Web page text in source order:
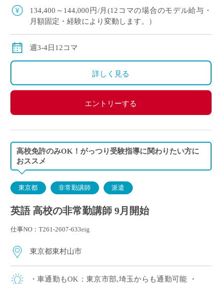
での自身の経験を活かして、 […]
134,400～144,000円/月(12コマの場合のモデル給与・
月額固定・経験により変動します。）
週3-4日12コマ
詳しく見る
エントリーする
高校免許のみOK！がっつり受験指導に関わりたい方に
おススメ
東京都 非常勤講師 派遣
英語 高校の非常勤講師 9月開始
仕事NO：T261-2607-633eig
東京都東村山市
・車通勤もOK：東京市部,埼玉からも通勤可能 ・